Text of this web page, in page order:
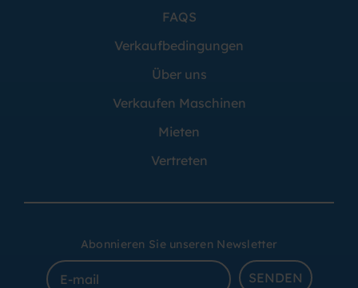
FAQS
Verkaufbedingungen
Über uns
Verkaufen Maschinen
Mieten
Vertreten
Abonnieren Sie unseren Newsletter
SENDEN